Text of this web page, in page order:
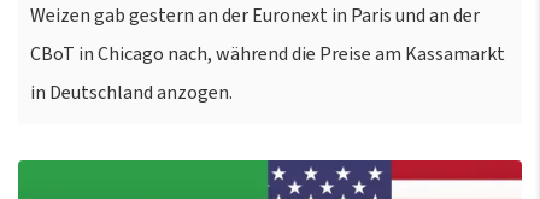
Weizen gab gestern an der Euronext in Paris und an der
CBoT in Chicago nach, während die Preise am Kassamarkt
in Deutschland anzogen.